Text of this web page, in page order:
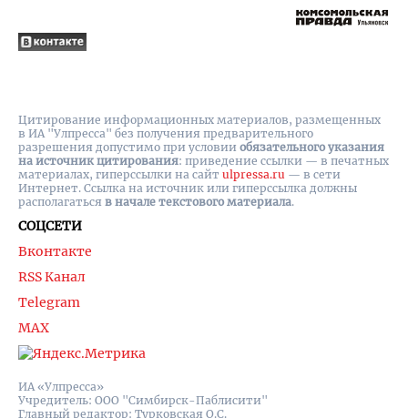
ИА «Улпресса»
Учредитель: ООО "Симбирск-Паблисити"
Главный редактор: Турковская О.С.
СОЦСЕТИ
Вконтакте
RSS Канал
Telegram
MAX
Цитирование информационных материалов, размещенных
в ИА "Улпресса" без получения предварительного
разрешения допустимо при условии обязательного указания
на источник цитирования: приведение ссылки — в печатных
материалах, гиперссылки на cайт ulpressa.ru — в сети
Интернет. Ссылка на источник или гиперссылка должны
располагаться в начале текстового материала.